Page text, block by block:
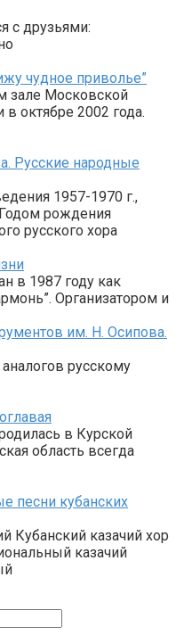
с друзьями:
чудное приволье”
зале Московской
в октябре 2002 года.
Русские народные
1957-1970 г.,
рождения
русского хора
в 1987 году как
Организатором и
им. Н. Осипова.
русскому
в Курской
область всегда
песни кубанских
Кубанский казачий хор
казачий